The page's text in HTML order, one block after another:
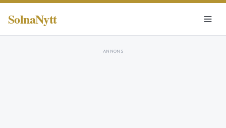
SolnaNytt
ANNONS